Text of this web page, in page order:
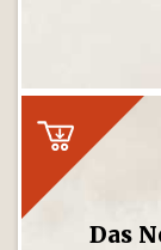
Das